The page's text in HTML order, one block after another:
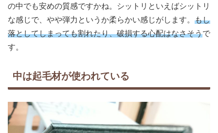
の中でも安めの質感ですかね。シットリといえばシットリ
な感じで、やや弾力というか柔らかい感じがします。 もし
落としてしまっても割れたり、破損する心配はなさそうで
す。
中は起毛材が使われている